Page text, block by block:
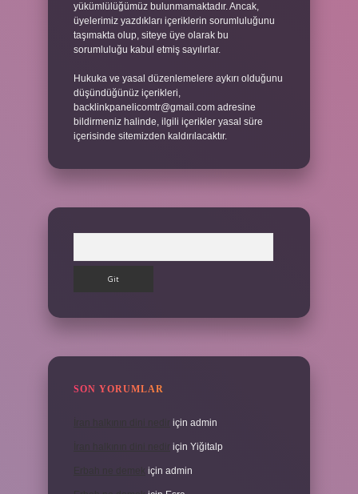
yükümlülüğümüz bulunmamaktadır. Ancak,
üyelerimiz yazdıkları içeriklerin sorumluluğunu
taşımakta olup, siteye üye olarak bu
sorumluluğu kabul etmiş sayılırlar.
Hukuka ve yasal düzenlemelere aykırı olduğunu
düşündüğünüz içerikleri,
backlinkpanelicomtr@gmail.com adresine
bildirmeniz halinde, ilgili içerikler yasal süre
içerisinde sitemizden kaldırılacaktır.
SON YORUMLAR
için admin
için Yiğitalp
için admin